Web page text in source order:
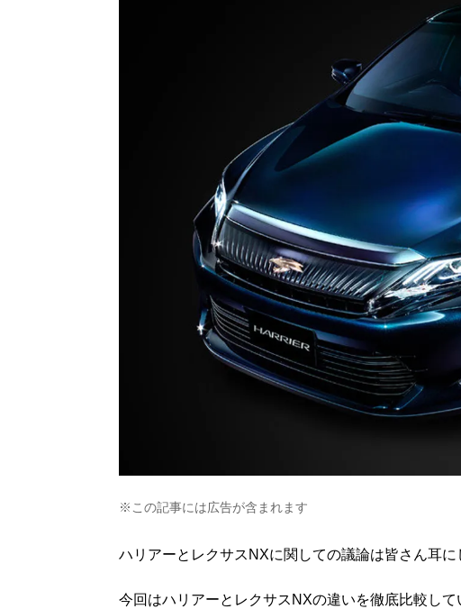
※この記事には広告が含まれます
ハリアーとレクサスNXに関しての議論は皆さん耳
今回はハリアーとレクサスNXの違いを徹底比較し